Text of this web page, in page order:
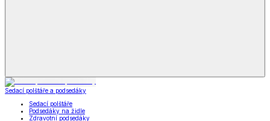
Sedací polštáře a podsedáky
Sedací polštáře
Podsedáky na židle
Zdravotní podsedáky